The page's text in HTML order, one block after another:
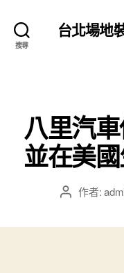
搜尋
台北場地
八里汽
並在美
文 作者: